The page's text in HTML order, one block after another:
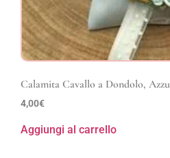
Calamita Cavallo a Dondolo,
4,00€
Aggiungi al carrello